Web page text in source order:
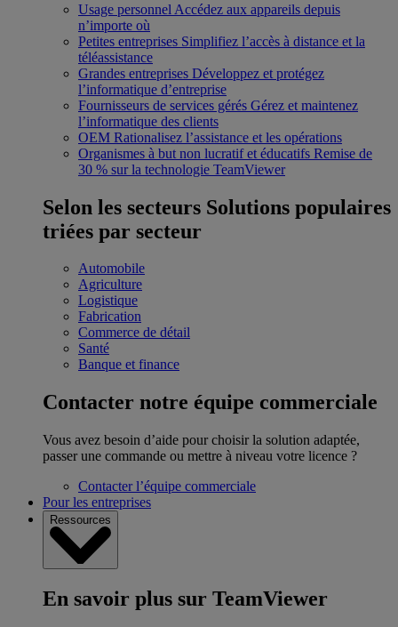
Usage personnel Accédez aux appareils depuis
n’importe où
Petites entreprises Simplifiez l’accès à distance et la
téléassistance
Grandes entreprises Développez et protégez
l’informatique d’entreprise
Fournisseurs de services gérés Gérez et maintenez
l’informatique des clients
OEM Rationalisez l’assistance et les opérations
Organismes à but non lucratif et éducatifs Remise de
30 % sur la technologie TeamViewer
Selon les secteurs Solutions populaires
triées par secteur
Automobile
Agriculture
Logistique
Fabrication
Commerce de détail
Santé
Banque et finance
Contacter notre équipe commerciale
Vous avez besoin d’aide pour choisir la solution adaptée,
passer une commande ou mettre à niveau votre licence ?
Contacter l’équipe commerciale
Pour les entreprises
Ressources
En savoir plus sur TeamViewer